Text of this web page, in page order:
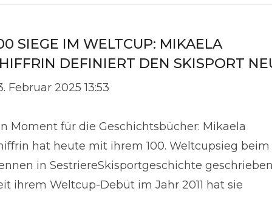
SIEGE IM WELTCUP: MIKAELA
DEFINIERT DEN SKISPORT
Februar 2025 13:53
Moment für die Geschichtsbücher: Mikaela
hat heute mit ihrem 100. Weltcupsieg beim
in SestriereSkisportgeschichte
ihrem Weltcup-Debüt im Jahr 2011 hat sie